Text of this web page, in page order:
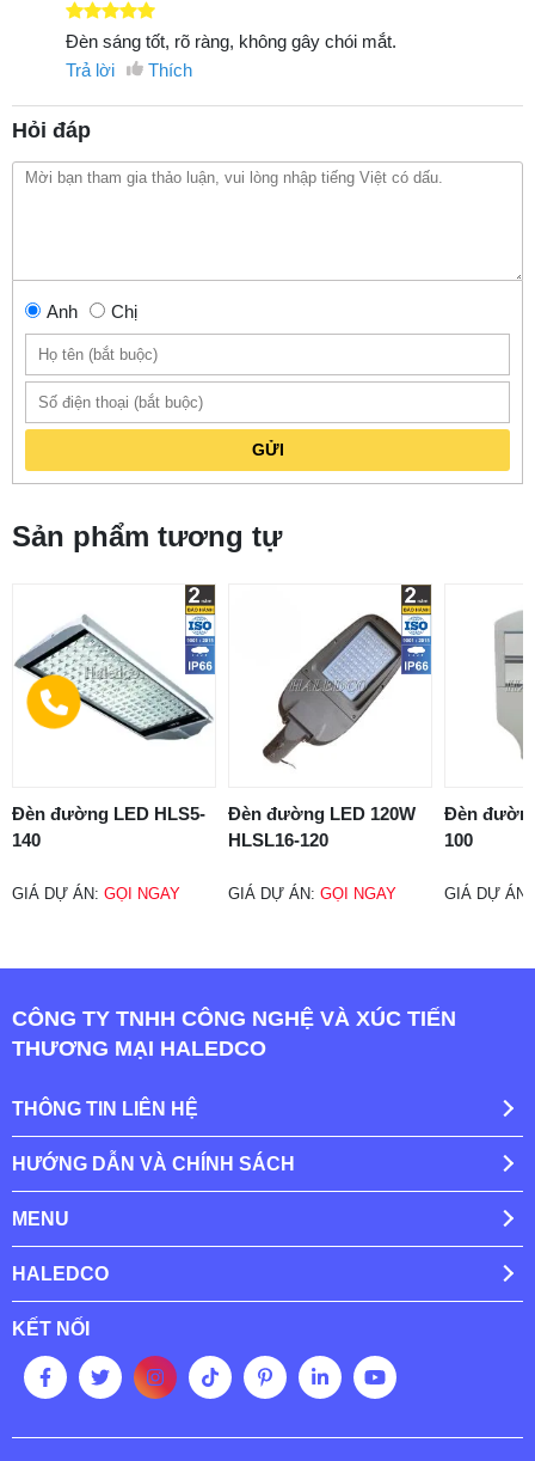
Đèn sáng tốt, rõ ràng, không gây chói mắt.
Trả lời
Thích
Hỏi đáp
Anh Chị
GỬI
Sản phẩm tương tự
Đèn đường LED HLS5-
140
GIÁ DỰ ÁN: GỌI NGAY
Đèn đường LED 120W
HLSL16-120
GIÁ DỰ ÁN:GỌI NGAY
Đèn
100
GIÁ DỰ
CÔNG TY TNHH CÔNG NGHỆ VÀ XÚC TIẾN
THƯƠNG MẠI HALEDCO
THÔNG TIN LIÊN HỆ
HƯỚNG DẪN VÀ CHÍNH SÁCH
MENU
HALEDCO
KẾT NỐI